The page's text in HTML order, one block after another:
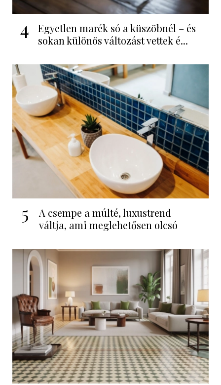
4
Egyetlen marék só a küszöbnél – és
sokan különös változást vettek é...
5
A csempe a múlté, luxustrend
váltja, ami meglehetősen olcsó